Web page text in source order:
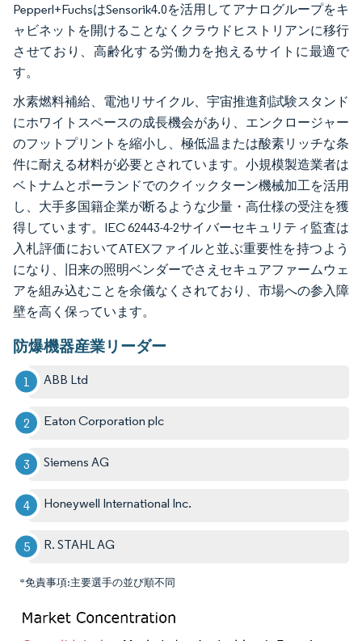
Pepperl+FuchsはSensorik4.0を活用してアナログループをキ
ャビネットを開けることなくクラウドヒストリアンに移行
させており、高齢化する労働力を抱えるサイトに最適で
す。
水素燃料補給、電池リサイクル、宇宙推進剤試験スタンド
にホワイトスペースの成長機会があり、エンクロージャー
のフットプリントを縮小し、極低温または酸素リッチな条
件に耐える材料が必要とされています。小規模製造業者は
ベトナムとポーランドでのクイックターン機械加工を活用
し、大手多国籍企業が断るような少量・高仕様の受注を獲
得しています。IEC 62443-4-2サイバーセキュリティ監査は
入札評価においてATEXファイルと並ぶ重要性を持つよう
になり、旧来の照明ベンダーでさえセキュアファームウェ
アを組み込むことを余儀なくされており、市場への参入障
壁を高く保っています。
防爆機器産業リーダー
ABB Ltd
Eaton Corporation plc
Siemens AG
Honeywell International Inc.
R. STAHL AG
*免責事項:主要選手の並び順不同